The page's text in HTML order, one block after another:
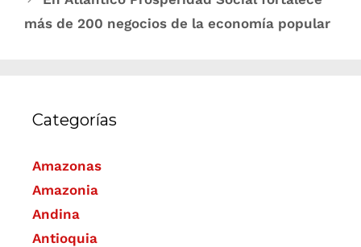
más de 200 negocios de la economía popular
Categorías
Amazonas
Amazonia
Andina
Antioquia